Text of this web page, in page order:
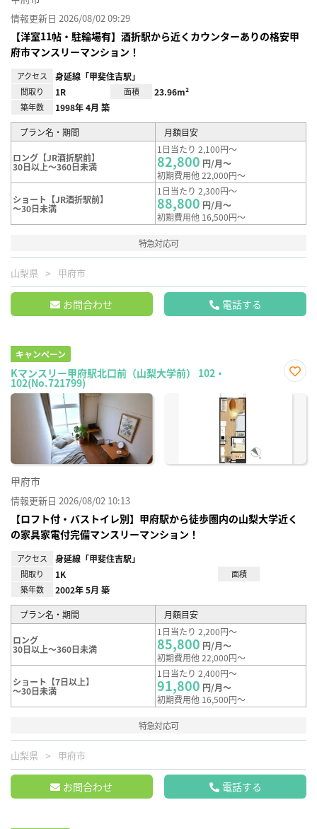
情報更新日 2026/08/02 09:29
【洋室11帖・駐輪場有】酒折駅から近くカウンターありの格安甲
府市マンスリーマンション！
アクセス 身延線「甲斐住吉駅」
間取り 1R 面積 23.96m²
築年数 1998年 4月 築
プラン名・期間 月額目安
ロング【JR酒折駅前】
30日以上～360日未満
1日当たり 2,100円～
82,800 円/月～
初期費用他 22,000円～
ショート【JR酒折駅前】
～30日未満
1日当たり 2,300円～
88,800 円/月～
初期費用他 16,500円～
特急対応可
山梨県 甲府市
お問合わせ 電話する
キャンペーン
Kマンスリー甲府駅北口前（山梨大学前） 102・
102(No.721799)
に入
甲府市
情報更新日 2026/08/02 10:13
【ロフト付・バストイレ別】甲府駅から徒歩圏内の山梨大学近く
の家具家電付完備マンスリーマンション！
アクセス 身延線「甲斐住吉駅」
間取り 1K
面積
築年数
2002年 5月 築
プラン名・期間 月額目安
ロング
30日以上～360日未満
1日当たり 2,200円～
85,800 円/月～
初期費用他 22,000円～
ショート【7日以上】
～30日未満
1日当たり 2,400円～
91,800 円/月～
初期費用他 16,500円～
特急対応可
山梨県 甲府市
お問合わせ 電話する